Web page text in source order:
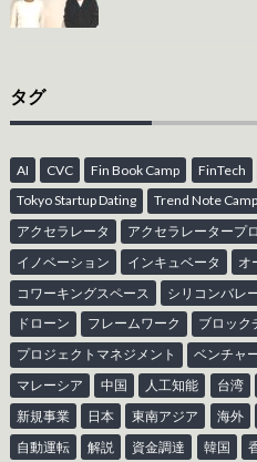
タグ
AI CVC Fin Book Camp FinTech
Tokyo Startup Dating
Trend Note Camp
アクセラレータ
アクセラレータープ
イノベーション
インキュベータ
オ
コワーキングスペース
シリコンバレ
ドローン
フレームワーク
ブロック
プロジェクトマネジメント
ベンチャ
マレーシア
中国 人工知能 台湾
新規事業
日本 東南アジア 海外
自動運転
解説 資金調達 韓国